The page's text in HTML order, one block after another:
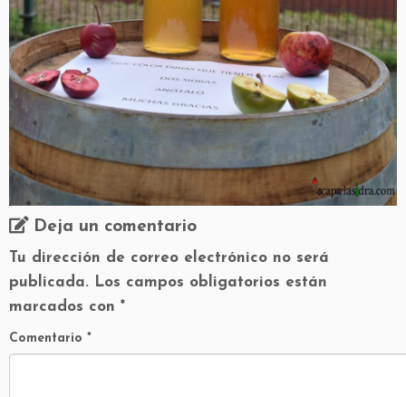
Deja un comentario
Tu dirección de correo electrónico no será
publicada. Los campos obligatorios están
marcados con *
Comentario *